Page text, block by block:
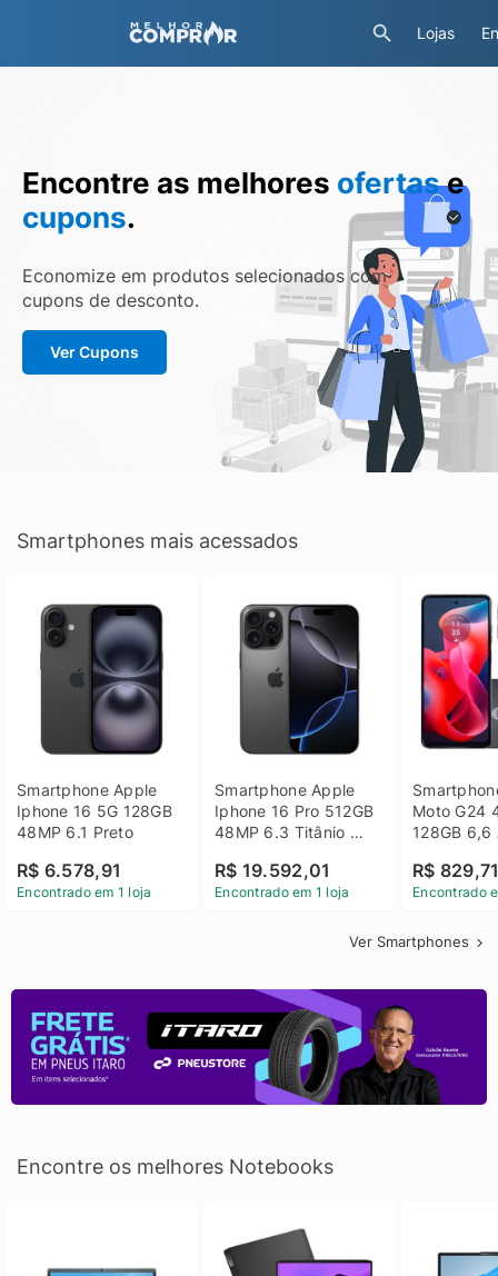
Lojas
Encontre as melhores ofertase
cupons.
Economize em produtos selecionados com
cupons de desconto.
Ver Cupons
Smartphones mais acessados
Smartphone Apple
Iphone 16 5G 128GB
48MP 6.1 Preto
R$ 6.578,91
Encontrado em 1 loja
Smartphone Apple
Iphone 16 Pro 512GB
48MP 6.3 Titânio
R$ 19.592,01
Encontrado em 1 loja
Moto G24
128GB 6,6
R$
Encontrado
Ver Smartphones
Encontre os melhores Notebooks